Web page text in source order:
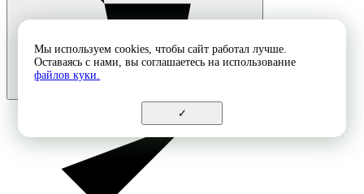
Мы используем cookies, чтобы сайт работал лучше.
Оставаясь с нами, вы соглашаетесь на использование
файлов куки.
✓